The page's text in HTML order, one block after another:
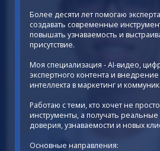
Более десяти лет помогаю
создавать современные
повышать узнаваемость и
присутствие.
Моя специализация - AI-видео,
экспертного контента и внедрение
интеллекта в маркетинг и
Работаю с теми, кто хочет не
инструменты, а получать
доверия, узнаваемости и новых
Основные направления: